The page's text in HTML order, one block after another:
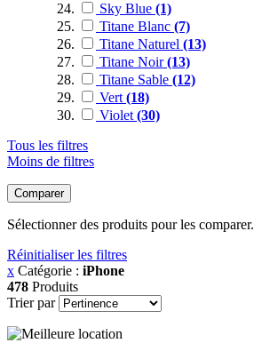
Sky Blue (1)
Titane Blanc (7)
Titane Naturel (13)
Titane Noir(13)
Titane Sable (12)
Vert (18)
Violet (30)
Tous les filtres
Moins de filtres
Comparer
Sélectionner des produits pour les comparer.
Réinitialiser les filtres
x Catégorie : iPhone
478 Produits
Trier par